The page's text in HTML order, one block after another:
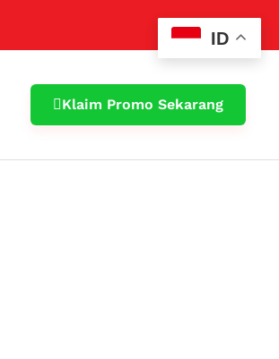
Klaim Promo Sekarang
ID